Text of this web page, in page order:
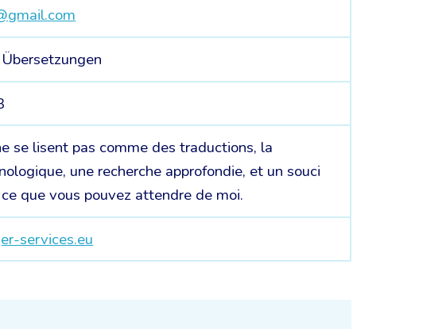
se lisent pas comme des traductions, la
une recherche approfondie, et un souci
que vous pouvez attendre de moi.
services.eu